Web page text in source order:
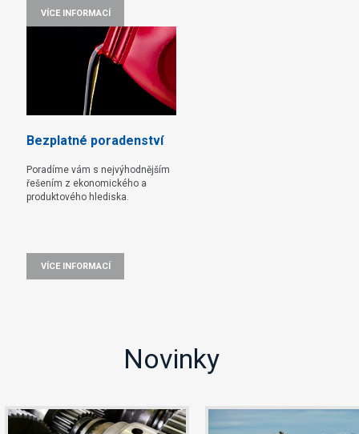
VÍCE INFORMACÍ
Bezplatné poradenství
Poradíme vám s nejvýhodnějším
řešením z ekonomického a
produktového hlediska.
VÍCE INFORMACÍ
Novinky